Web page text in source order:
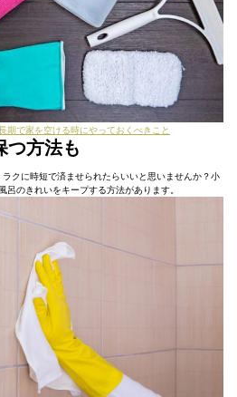
期で家を空ける時にやっておくべきこと
つ方法も
クに時短で済ませられたらいいと思いませんか？小
呂のきれいをキープする方法があります。